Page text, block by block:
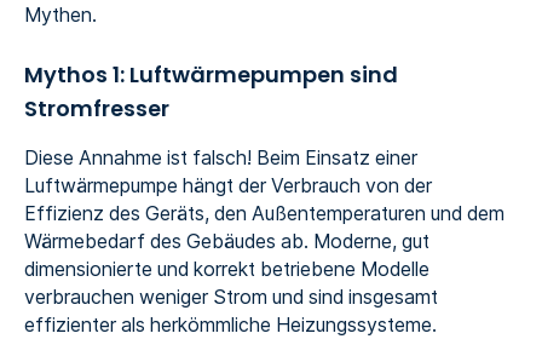
Mythen.
Mythos 1: Luftwärmepumpen sind
Stromfresser
Diese Annahme ist falsch! Beim Einsatz einer
Luftwärmepumpe hängt der Verbrauch von der
Effizienz des Geräts, den Außentemperaturen und dem
Wärmebedarf des Gebäudes ab. Moderne, gut
dimensionierte und korrekt betriebene Modelle
verbrauchen weniger Strom und sind insgesamt
effizienter als herkömmliche Heizungssysteme.